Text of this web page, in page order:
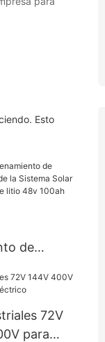
Esto
de
la batería
72V
para